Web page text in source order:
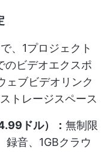
、1プロジェクト
のビデオエクスポ
ェブビデオリンク
トレージスペース
ドル）： 無制限
録音、1GBクラウ